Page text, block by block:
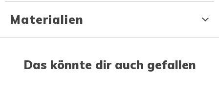
Materialien
Das könnte dir auch gefallen